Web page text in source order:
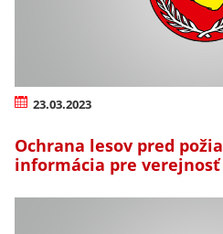
23.03.2023
Ochrana lesov pred
informácia pre verejnosť